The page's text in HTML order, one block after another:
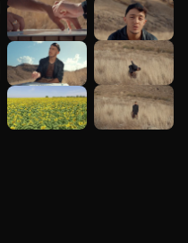
Veja mais